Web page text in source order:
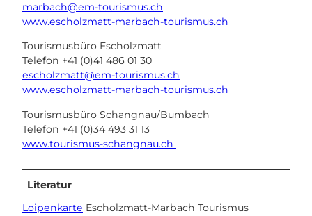
marbach@em-tourismus.ch
www.escholzmatt-marbach-tourismus.ch
Tourismusbüro Escholzmatt
Telefon +41 (0)41 486 01 30
escholzmatt@em-tourismus.ch
www.escholzmatt-marbach-tourismus.ch
Tourismusbüro Schangnau/Bumbach
Telefon +41 (0)34 493 31 13
www.tourismus-schangnau.ch
Literatur
Loipenkarte Escholzmatt-Marbach Tourismus